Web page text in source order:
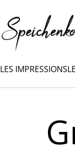
LES IMPRESSIONS